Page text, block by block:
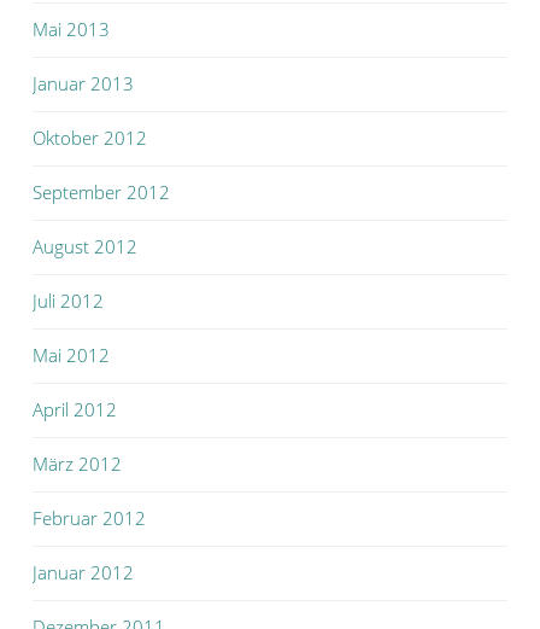
Mai 2013
Januar 2013
Oktober 2012
September 2012
August 2012
Juli 2012
Mai 2012
April 2012
März 2012
Februar 2012
Januar 2012